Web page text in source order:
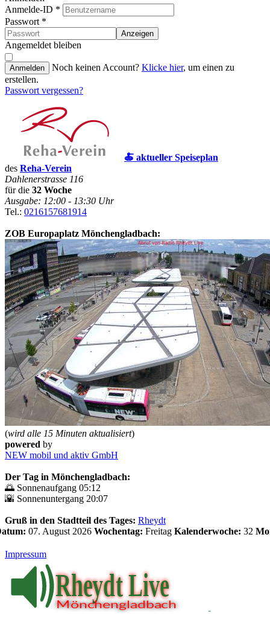
Anmelde-ID *
Passwort *
Anzeigen
Angemeldet bleiben
Anmelden Noch keinen Account? Klicke hier, um einen zu
erstellen.
Passwort vergessen?
🍝 aktueller Speiseplan
des Reha-Verein
Dahlenerstrasse 116
für die 32 Woche
Ausgabe: 12:00 - 13:30 Uhr
Tel.: 0216157681914
ZOB Europaplatz Mönchengladbach:
(wird alle 15 Minuten aktualisiert)
powered by
NEW mobil und aktiv GmbH
Der Tag in Mönchengladbach:
🌅 Sonnenaufgang 05:12
🌇 Sonnenuntergang 20:07
Gruß in den Stadtteil des Tages: Rheydt
07. August 2026 Wochentag: Freitag Kalenderwoche: 32
Impressum